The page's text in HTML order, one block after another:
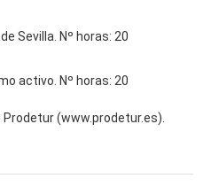
Sevilla. Nº horas: 20
activo. Nº horas: 20
(www.prodetur.es).